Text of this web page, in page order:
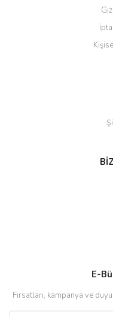
E-
Fırsatları, kampanya ve